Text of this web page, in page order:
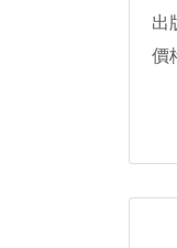
出
價